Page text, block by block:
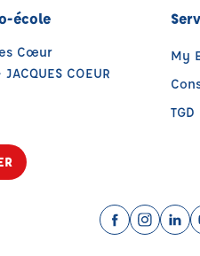
école
Cœur
COEUR
My
TGD
Facebook